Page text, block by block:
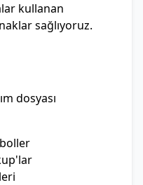
kullanan
sağlıyoruz.
dosyası